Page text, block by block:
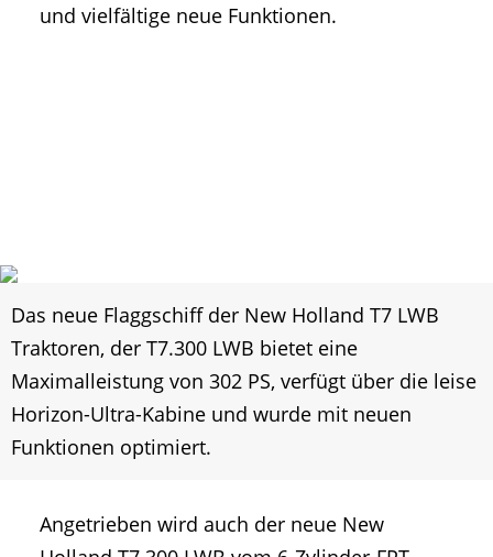
und vielfältige neue Funktionen.
Das neue Flaggschiff der New Holland T7 LWB
Traktoren, der T7.300 LWB bietet eine
Maximalleistung von 302 PS, verfügt über die leise
Horizon-Ultra-Kabine und wurde mit neuen
Funktionen optimiert.
Angetrieben wird auch der neue New